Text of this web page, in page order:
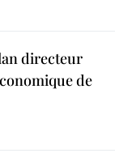
directeur
de